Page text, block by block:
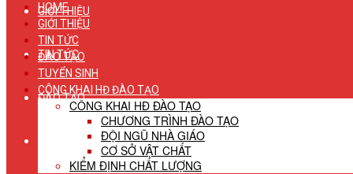
GIỚI THIỆU
TIN TỨC
ĐÀO TẠO
TUYỂN SINH
HOME
GIỚI THIỆU
TIN TỨC
ĐÀO TẠO
TUYỂN SINH
CÔNG KHAI HĐ ĐÀO TẠO
CÔNG KHAI HĐ ĐÀO TẠO
CHƯƠNG TRÌNH ĐÀO TẠO
ĐỘI NGŨ NHÀ GIÁO
CƠ SỞ VẬT CHẤT
KIỂM ĐỊNH CHẤT LƯỢNG